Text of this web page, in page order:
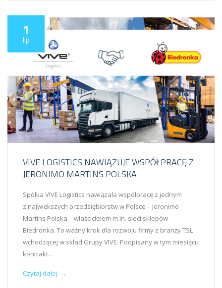
1
lip
VIVE LOGISTICS NAWIĄZUJE WSPÓŁPRACĘ Z
JERONIMO MARTINS POLSKA
Spółka VIVE Logistics nawiązała współpracę z jednym
z największych przedsiębiorstw w Polsce – Jeronimo
Martins Polska – właścicielem m.in. sieci sklepów
Biedronka. To ważny krok dla rozwoju firmy z branży TSL
wchodzącej w skład Grupy VIVE. Podpisany w tym miesiącu
kontrakt…
Czytaj dalej →